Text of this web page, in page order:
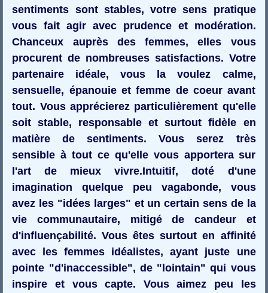
sentiments sont stables, votre sens pratique
vous fait agir avec prudence et modération.
Chanceux auprès des femmes, elles vous
procurent de nombreuses satisfactions. Votre
partenaire idéale, vous la voulez calme,
sensuelle, épanouie et femme de coeur avant
tout. Vous apprécierez particulièrement qu'elle
soit stable, responsable et surtout fidèle en
matière de sentiments. Vous serez très
sensible à tout ce qu'elle vous apportera sur
l'art de mieux vivre.Intuitif, doté d'une
imagination quelque peu vagabonde, vous
avez les "idées larges" et un certain sens de la
vie communautaire, mitigé de candeur et
d'influençabilité. Vous êtes surtout en affinité
avec les femmes idéalistes, ayant juste une
pointe "d'inaccessible", de "lointain" qui vous
inspire et vous capte. Vous aimez peu les